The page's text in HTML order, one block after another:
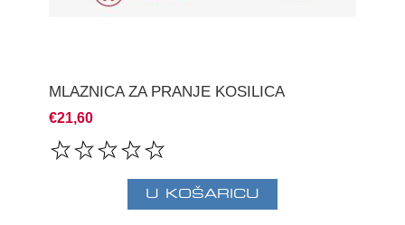
MLAZNICA ZA PRANJE KOSILICA
€21,60